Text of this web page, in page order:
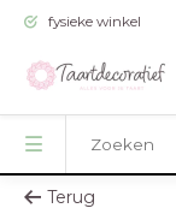
fysieke winkel
Terug